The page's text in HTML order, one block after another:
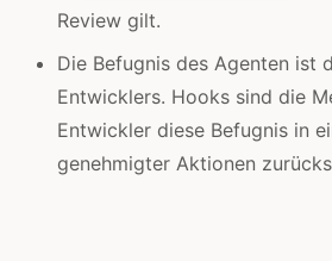
Review gilt.
Die Befugnis des Agenten ist
Entwicklers. Hooks sind die
Entwickler diese Befugnis in
genehmigter Aktionen